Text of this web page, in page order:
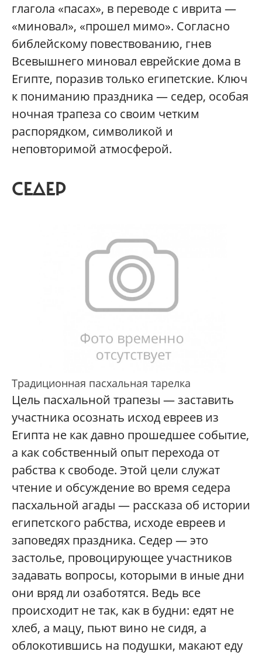
глагола «пасах», в переводе с иврита —
«миновал», «прошел мимо». Согласно
библейскому повествованию, гнев
Всевышнего миновал еврейские дома в
Египте, поразив только египетские. Ключ
к пониманию праздника — седер, особая
ночная трапеза со своим четким
распорядком, символикой и
неповторимой атмосферой.
СЕДЕР
Традиционная пасхальная тарелка
Цель пасхальной трапезы — заставить
участника осознать исход евреев из
Египта не как давно прошедшее событие,
а как собственный опыт перехода от
рабства к свободе. Этой цели служат
чтение и обсуждение во время седера
пасхальной агады — рассказа об истории
египетского рабства, исходе евреев и
заповедях праздника. Седер — это
застолье, провоцирующее участников
задавать вопросы, которыми в иные дни
они вряд ли озаботятся. Ведь все
происходит не так, как в будни: едят не
хлеб, а мацу, пьют вино не сидя, а
облокотившись на подушки, макают еду